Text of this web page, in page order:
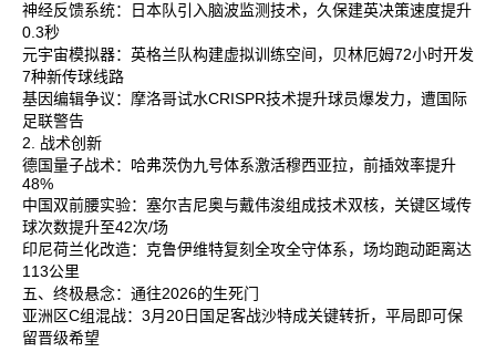
神经反馈系统‌：日本队引入脑波监测技术，久保建英决策速度提升
0.3秒‌
元宇宙模拟器‌：英格兰队构建虚拟训练空间，贝林厄姆72小时开发
7种新传球线路‌
基因编辑争议‌：摩洛哥试水CRISPR技术提升球员爆发力，遭国际
足联警告‌
2. 战术创新
德国量子战术‌：哈弗茨伪九号体系激活穆西亚拉，前插效率提升
48%‌
中国双前腰实验‌：塞尔吉尼奥与戴伟浚组成技术双核，关键区域传
球次数提升至42次/场‌
印尼荷兰化改造‌：克鲁伊维特复刻全攻全守体系，场均跑动距离达
113公里‌
五、终极悬念：通往2026的生死门
亚洲区C组混战‌：3月20日国足客战沙特成关键转折，平局即可保
留晋级希望‌